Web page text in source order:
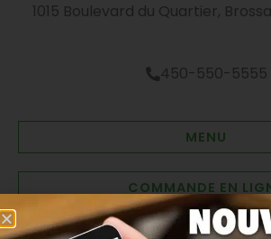
1015 Boulevard du Quartier,
450-550-5555
MENU
COMMANDE EN